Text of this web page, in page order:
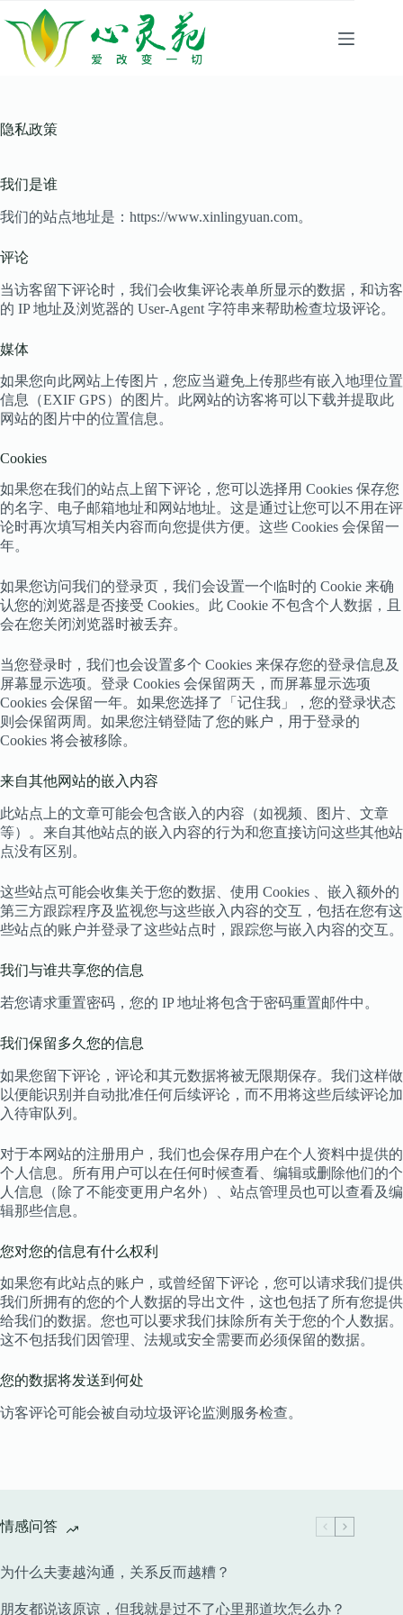
至
隐私政策
我们是谁
我们的站点地址是：https://www.xinlingyuan.com。
评论
当访客留下评论时，我们会收集评论表单所显示的数据，和访客
的 IP 地址及浏览器的 User-Agent 字符串来帮助检查垃圾评论。
媒体
如果您向此网站上传图片，您应当避免上传那些有嵌入地理位置
信息（EXIF GPS）的图片。此网站的访客将可以下载并提取此
网站的图片中的位置信息。
Cookies
如果您在我们的站点上留下评论，您可以选择用 Cookies 保存您
的名字、电子邮箱地址和网站地址。这是通过让您可以不用在评
论时再次填写相关内容而向您提供方便。这些 Cookies 会保留一
年。
如果您访问我们的登录页，我们会设置一个临时的 Cookie 来确
认您的浏览器是否接受 Cookies。此 Cookie 不包含个人数据，且
会在您关闭浏览器时被丢弃。
当您登录时，我们也会设置多个 Cookies 来保存您的登录信息及
屏幕显示选项。登录 Cookies 会保留两天，而屏幕显示选项
Cookies 会保留一年。如果您选择了「记住我」，您的登录状态
则会保留两周。如果您注销登陆了您的账户，用于登录的
Cookies 将会被移除。
来自其他网站的嵌入内容
此站点上的文章可能会包含嵌入的内容（如视频、图片、文章
等）。来自其他站点的嵌入内容的行为和您直接访问这些其他站
点没有区别。
这些站点可能会收集关于您的数据、使用 Cookies 、嵌入额外的
第三方跟踪程序及监视您与这些嵌入内容的交互，包括在您有这
些站点的账户并登录了这些站点时，跟踪您与嵌入内容的交互。
我们与谁共享您的信息
若您请求重置密码，您的 IP 地址将包含于密码重置邮件中。
我们保留多久您的信息
如果您留下评论，评论和其元数据将被无限期保存。我们这样做
以便能识别并自动批准任何后续评论，而不用将这些后续评论加
入待审队列。
对于本网站的注册用户，我们也会保存用户在个人资料中提供的
个人信息。所有用户可以在任何时候查看、编辑或删除他们的个
人信息（除了不能变更用户名外）、站点管理员也可以查看及编
辑那些信息。
您对您的信息有什么权利
如果您有此站点的账户，或曾经留下评论，您可以请求我们提供
我们所拥有的您的个人数据的导出文件，这也包括了所有您提供
给我们的数据。您也可以要求我们抹除所有关于您的个人数据。
这不包括我们因管理、法规或安全需要而必须保留的数据。
您的数据将发送到何处
访客评论可能会被自动垃圾评论监测服务检查。
情感问答
为什么夫妻越沟通，关系反而越糟？
朋友都说该原谅，但我就是过不了心里那道坎怎么办？